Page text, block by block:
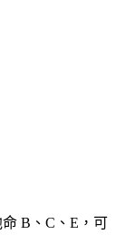
B、C、E，可